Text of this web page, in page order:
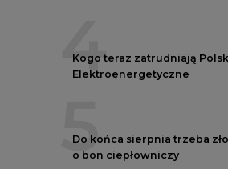
4
Kogo teraz zatrudniają
Elektroenergetyczne
5
Do końca sierpnia trzeba
o bon ciepłowniczy